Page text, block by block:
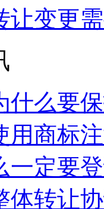
让变更
什么要
用商标
一定要
体转让